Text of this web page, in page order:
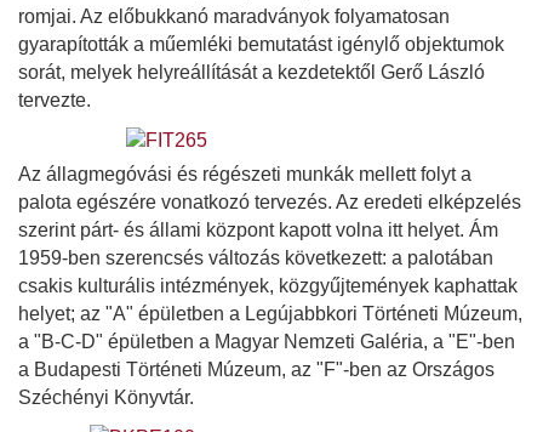
romjai. Az előbukkanó maradványok folyamatosan
gyarapították a műemléki bemutatást igénylő objektumok
sorát, melyek helyreállítását a kezdetektől Gerő László
tervezte.
Az állagmegóvási és régészeti munkák mellett folyt a
palota egészére vonatkozó tervezés. Az eredeti elképzelés
szerint párt- és állami központ kapott volna itt helyet. Ám
1959-ben szerencsés változás következett: a palotában
csakis kulturális intézmények, közgyűjtemények kaphattak
helyet; az "A" épületben a Legújabbkori Történeti Múzeum,
a "B-C-D" épületben a Magyar Nemzeti Galéria, a "E"-ben
a Budapesti Történeti Múzeum, az "F"-ben az Országos
Széchényi Könyvtár.